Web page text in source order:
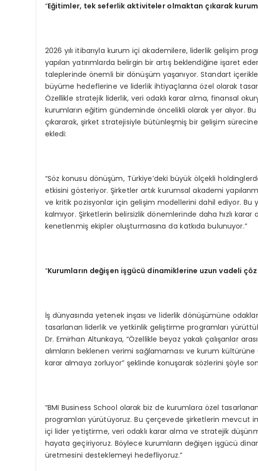
“Eğitimler, tek seferlik aktiviteler olmaktan çıkarak
2026 yılı itibarıyla kurum içi akademilere, liderlik gelişim
yapılan yatırımlarda belirgin bir artış beklendiğine işaret
taleplerinde önemli bir dönüşüm yaşanıyor. Standart
büyüme hedeflerine ve liderlik ihtiyaçlarına özel olarak
Özellikle stratejik liderlik, veri odaklı karar alma, finansal
kurumların eğitim gündeminde öncelikli olarak yer alıyor.
çıkararak, şirket stratejisiyle bütünleşmiş bir gelişim
ekledi:
“Söz konusu dönüşüm, Türkiye’deki büyük ölçekli
etkisini gösteriyor. Şirketler artık kurumsal akademi
ve kritik pozisyonlar için gelişim modellerini dahil ediyor. Bu
kalmıyor. Şirketlerin belirsizlik dönemlerinde daha hızlı
kenetlenmiş ekipler oluşturmasına da katkıda bulunuyor.”
“Kurumların değişen işgücü dinamiklerine uzun vadeli
İş dünyasında yetenek inşası ve liderlik dönüşümüne
tasarlanan liderlik ve yetkinlik geliştirme programları
Dr. Emirhan Altunkaya, “Özellikle beyaz yakalı çalışanlar
alımların beklenen verimi sağlamaması ve kurum
karar almaya zorluyor” şeklinde konuşarak sözlerini şöyle
“BMI Business School olarak biz de kurumlara özel
programları yürütüyoruz. Bu çerçevede şirketlerin mevcut
içi lider yetiştirme, veri odaklı karar alma ve stratejik
hayata geçiriyoruz. Böylece kurumların değişen işgücü
üretmesini desteklemeyi hedefliyoruz.”